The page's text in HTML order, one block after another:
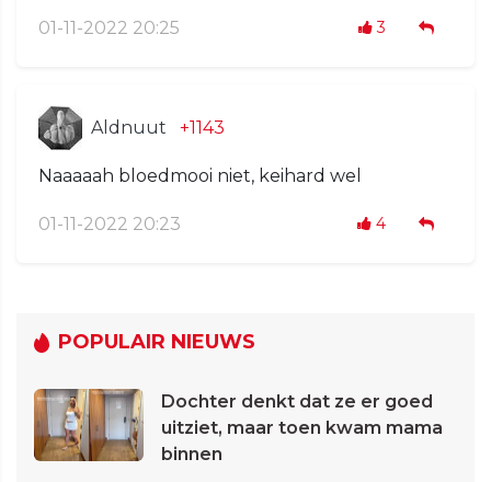
01-11-2022 20:25 3
Aldnuut +1143
Naaaaah bloedmooi niet, keihard wel
01-11-2022 20:23 4
POPULAIR NIEUWS
Dochter denkt dat ze er goed
uitziet, maar toen kwam mama
binnen